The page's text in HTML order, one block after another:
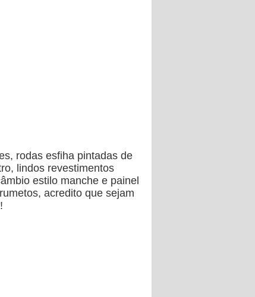
rodas esfiha pintadas de
lindos revestimentos
estilo manche e painel
acredito que sejam